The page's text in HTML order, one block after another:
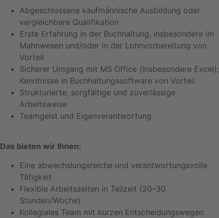
Abgeschlossene kaufmännische Ausbildung oder
vergleichbare Qualifikation
Erste Erfahrung in der Buchhaltung, insbesondere im
Mahnwesen und/oder in der Lohnvorbereitung von
Vorteil
Sicherer Umgang mit MS Office (insbesondere Excel);
Kenntnisse in Buchhaltungssoftware von Vorteil
Strukturierte, sorgfältige und zuverlässige
Arbeitsweise
Teamgeist und Eigenverantwortung
Das bieten wir Ihnen:
Eine abwechslungsreiche und verantwortungsvolle
Tätigkeit
Flexible Arbeitszeiten in Teilzeit (20–30
Stunden/Woche)
Kollegiales Team mit kurzen Entscheidungswegen